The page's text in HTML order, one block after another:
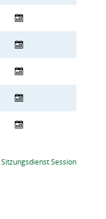
SitzungsdienstSession(Wird in